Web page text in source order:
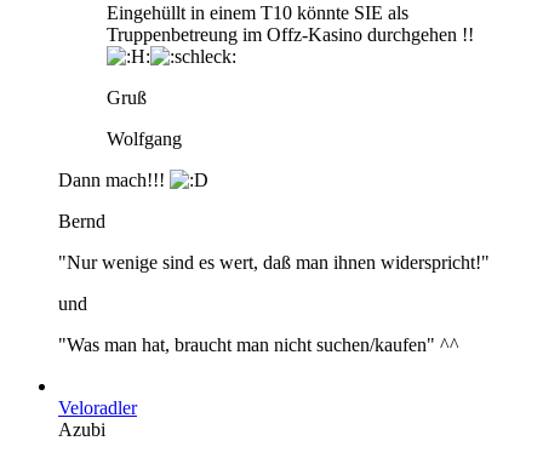
Eingehüllt in einem T10 könnte SIE als
Truppenbetreung im Offz-Kasino durchgehen !!
Gruß
Wolfgang
Dann mach!!!
Bernd
"Nur wenige sind es wert, daß man ihnen widerspricht!"
und
"Was man hat, braucht man nicht suchen/kaufen" ^^
Veloradler
Azubi